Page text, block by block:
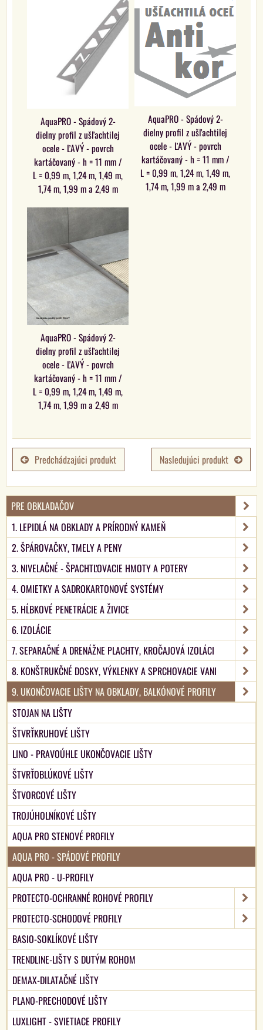
AquaPRO - Spádový 2-
dielny profil z ušľachtilej
ocele - ĽAVÝ - povrch
kartáčovaný - h = 11 mm /
L = 0,99 m, 1,24 m, 1,49 m,
1,74 m, 1,99 m a 2,49 m
AquaPRO - Spádový 2-
dielny profil z ušľachtilej
ocele - ĽAVÝ - povrch
kartáčovaný - h = 11 mm /
L = 0,99 m, 1,24 m, 1,49 m,
1,74 m, 1,99 m a 2,49 m
AquaPRO - Spádový 2-
dielny profil z ušľachtilej
ocele - ĽAVÝ - povrch
kartáčovaný - h = 11 mm /
L = 0,99 m, 1,24 m, 1,49 m,
1,74 m, 1,99 m a 2,49 m
Predchádzajúci produkt Nasledujúci produkt
PRE OBKLADAČOV
1. LEPIDLÁ NA OBKLADY A PRÍRODNÝ KAMEŇ
2. ŠPÁROVAČKY, TMELY A PENY
3. NIVELAČNÉ - ŠPACHTĽOVACIE HMOTY A POTERY
4. OMIETKY A SADROKARTONOVÉ SYSTÉMY
5. HĹBKOVÉ PENETRÁCIE A ŽIVICE
6. IZOLÁCIE
7. SEPARAČNÉ A DRENÁŽNE PLACHTY, KROČAJOVÁ IZOLÁCI
8. KONŠTRUKČNÉ DOSKY, VÝKLENKY A SPRCHOVACIE VANI
9. UKONČOVACIE LIŠTY NA OBKLADY, BALKÓNOVÉ PROFILY
STOJAN NA LIŠTY
ŠTVRŤKRUHOVÉ LIŠTY
LINO - PRAVOÚHLE UKONČOVACIE LIŠTY
ŠTVRŤOBLÚKOVÉ LIŠTY
ŠTVORCOVÉ LIŠTY
TROJÚHOLNÍKOVÉ LIŠTY
AQUA PRO STENOVÉ PROFILY
AQUA PRO - SPÁDOVÉ PROFILY
AQUA PRO - U-PROFILY
PROTECTO-OCHRANNÉ ROHOVÉ PROFILY
PROTECTO-SCHODOVÉ PROFILY
BASIO-SOKLÍKOVÉ LIŠTY
TRENDLINE-LIŠTY S DUTÝM ROHOM
DEMAX-DILATAČNÉ LIŠTY
PLANO-PRECHODOVÉ LIŠTY
LUXLIGHT - SVIETIACE PROFILY